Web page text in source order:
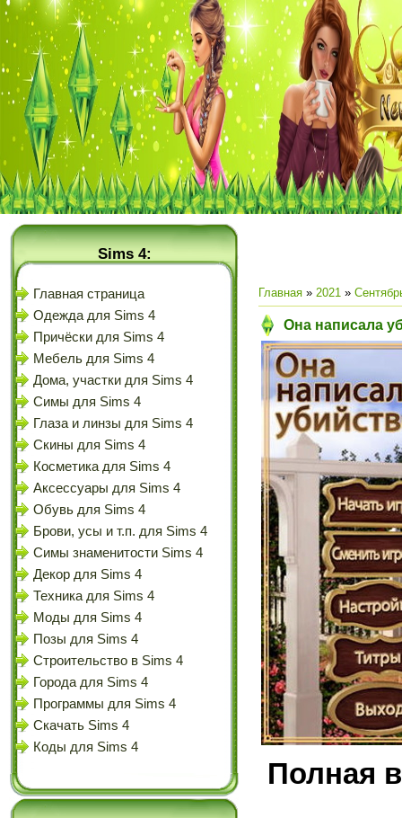
Sims 4:
Главная страница
Одежда для Sims 4
Причёски для Sims 4
Мебель для Sims 4
Дома, участки для Sims 4
Симы для Sims 4
Глаза и линзы для Sims 4
Скины для Sims 4
Косметика для Sims 4
Аксессуары для Sims 4
Обувь для Sims 4
Брови, усы и т.п. для Sims 4
Симы знаменитости Sims 4
Декор для Sims 4
Техника для Sims 4
Моды для Sims 4
Позы для Sims 4
Строительство в Sims 4
Города для Sims 4
Программы для Sims 4
Скачать Sims 4
Коды для Sims 4
Главная » 2021 »
Она написала
Полная